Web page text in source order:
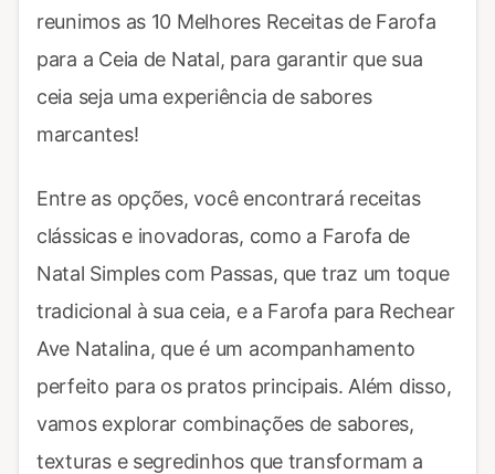
reunimos as 10 Melhores Receitas de Farofa
para a Ceia de Natal, para garantir que sua
ceia seja uma experiência de sabores
marcantes!
Entre as opções, você encontrará receitas
clássicas e inovadoras, como a Farofa de
Natal Simples com Passas, que traz um toque
tradicional à sua ceia, e a Farofa para Rechear
Ave Natalina, que é um acompanhamento
perfeito para os pratos principais. Além disso,
vamos explorar combinações de sabores,
texturas e segredinhos que transformam a